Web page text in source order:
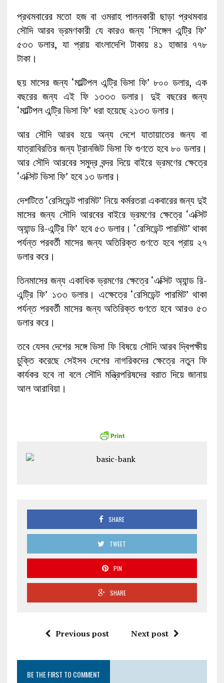
প্রথমবারের মতো হজ বা ওমরাহ পালনকারী ছাড়া প্রথমবার
সৌদি আরব ভ্রমণকারী যে কারও জন্য ‘সিঙ্গেল এন্ট্রি ফি’
৫৩৩ ডলার, যা প্রায় বাংলাদেশি টাকায় ৪১ হাজার ৭৭৮
টাকা।
ছয় মাসের জন্য ‘মাল্টিপল এন্ট্রি ভিসা ফি’ ৮০০ ডলার, এক
বছরের জন্য এই ফি ১৩৩৩ ডলার। দুই বছরের জন্য
‘মাল্টিপল এন্ট্রি ভিসা ফি’ ধরা হয়েছে ২১৩৩ ডলার।
আর সৌদি আরব হয়ে অন্য দেশে যাতায়াতের জন্য বা
যাত্রাবিরতির জন্য ট্রানজিট ভিসা ফি গুণতে হবে ৮০ ডলার।
আর সৌদি আরবের সমুদ্র বন্দর দিয়ে বাইরে ভ্রমণের ক্ষেত্রে
‘এক্সিট ভিসা ফি’ হবে ১৩ ডলার।
দেশটিতে ‘রেসিডেন্ট পারমিট’ নিয়ে কর্মরতরা একবারের জন্য দুই
মাসের জন্য সৌদি আরবের বাইরে ভ্রমণের ক্ষেত্রে ‘এক্সিট
অ্যান্ড রি-এন্ট্রি ফি’ হবে ৫৩ ডলার। ‘রেসিডেন্ট পারমিট’ থাকা
পর্যন্ত পরবর্তী মাসের জন্য অতিরিক্ত গুণতে হবে প্রায় ২৭
ডলার করে।
তিনমাসের জন্য একাধিক ভ্রমণের ক্ষেত্রে ‘এক্সিট অ্যান্ড রি-
এন্ট্রি ফি’ ১৩৩ ডলার। এক্ষেত্রে ‘রেসিডেন্ট পারমিট’ থাকা
পর্যন্ত পরবর্তী মাসের জন্য অতিরিক্ত গুণতে হবে আরও ৫৩
ডলার করে।
তবে যেসব দেশের সঙ্গে ভিসা ফি বিষয়ে সৌদি আরব দ্বিপক্ষীয়
চুক্তি করেছে সেইসব দেশের নাগরিকদের ক্ষেত্রে নতুন ফি
কার্যকর হবে না বলে সৌদি মন্ত্রিপরিষদের বরাত দিয়ে জানায়
আল আরাবিয়া।
SHARE
TWEET
PIN
SHARE
Previous post Next post
BE THE FIRST TO COMMENT